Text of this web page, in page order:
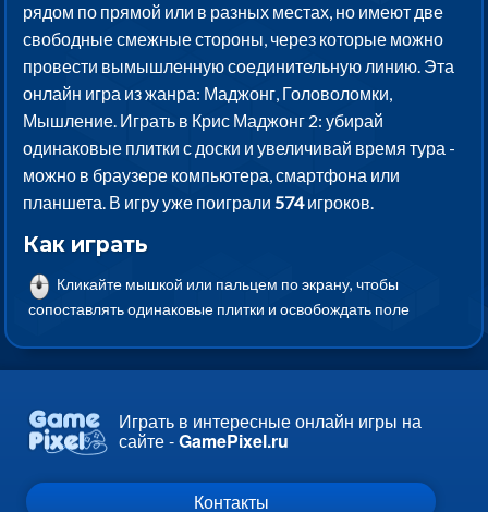
рядом по прямой или в разных местах, но имеют две
свободные смежные стороны, через которые можно
провести вымышленную соединительную линию. Эта
онлайн игра из жанра: Маджонг, Головоломки,
Мышление. Играть в Крис Маджонг 2: убирай
одинаковые плитки с доски и увеличивай время тура -
можно в браузере компьютера, смартфона или
планшета. В игру уже поиграли574игроков.
Как играть
Кликайте мышкой или пальцем по экрану, чтобы
сопоставлять одинаковые плитки и освобождать поле
Играть в интересные онлайн игры на
сайте -GamePixel.ru
Контакты